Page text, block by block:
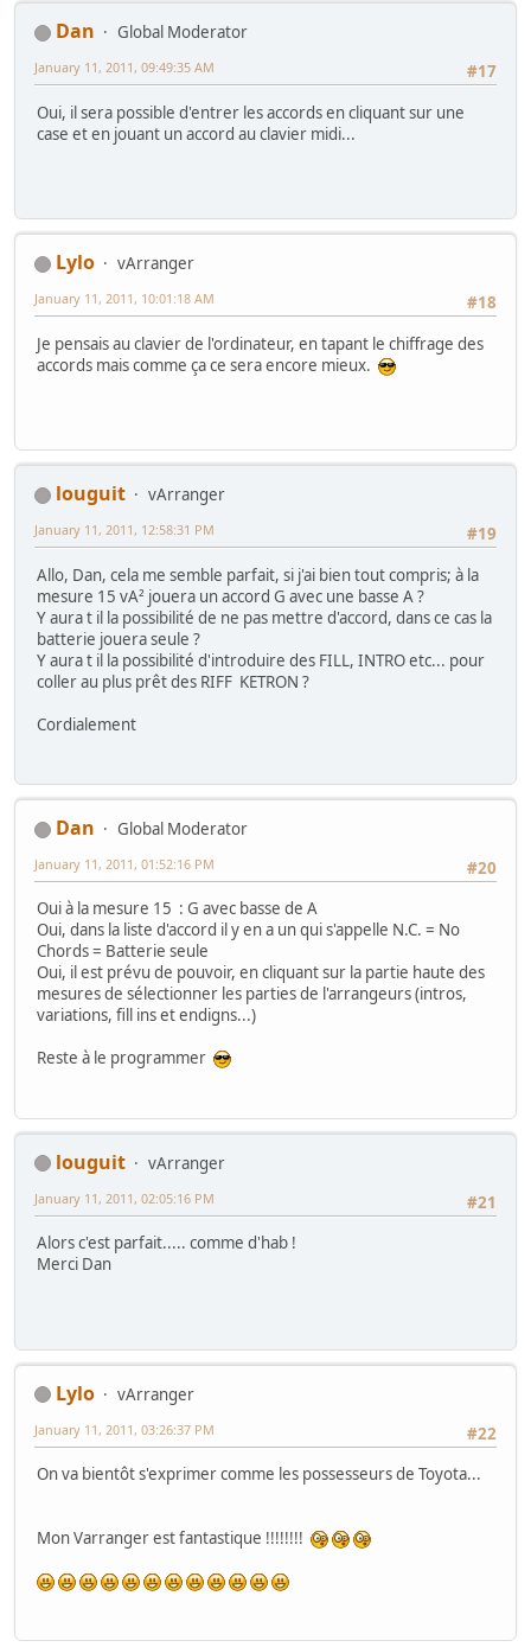
Dan
Global Moderator
#17
January 11, 2011, 09:49:35 AM
Oui, il sera possible d'entrer les accords en cliquant sur une
case et en jouant un accord au clavier midi...
Lylo
vArranger
#18
January 11, 2011, 10:01:18 AM
Je pensais au clavier de l'ordinateur, en tapant le chiffrage des
accords mais comme ça ce sera encore mieux.
louguit
vArranger
#19
January 11, 2011, 12:58:31 PM
Allo, Dan, cela me semble parfait, si j'ai bien tout compris; à la
mesure 15 vA² jouera un accord G avec une basse A ?
Y aura t il la possibilité de ne pas mettre d'accord, dans ce cas la
batterie jouera seule ?
Y aura t il la possibilité d'introduire des FILL, INTRO etc... pour
coller au plus prêt des RIFF KETRON ?
Cordialement
Dan
Global Moderator
#20
January 11, 2011, 01:52:16 PM
Oui à la mesure 15 : G avec basse de A
Oui, dans la liste d'accord il y en a un qui s'appelle N.C. = No
Chords = Batterie seule
Oui, il est prévu de pouvoir, en cliquant sur la partie haute des
mesures de sélectionner les parties de l'arrangeurs (intros,
variations, fill ins et endigns...)
Reste à le programmer
louguit
vArranger
#21
January 11, 2011, 02:05:16 PM
Alors c'est parfait..... comme d'hab !
Merci Dan
Lylo
vArranger
#22
January 11, 2011, 03:26:37 PM
On va bientôt s'exprimer comme les possesseurs de Toyota...
Mon Varranger est fantastique !!!!!!!!